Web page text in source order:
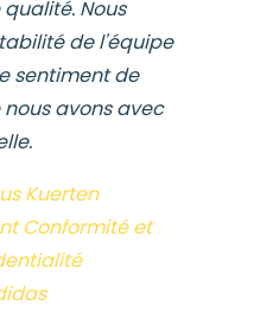
Nous
de l'équipe
sentiment de
avons avec
Kuerten
Conformité et